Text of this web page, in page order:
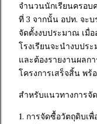
จำนวนนักเรียนครอบ
ที่ 3 จากนั้น อปท. จะ
จัดตั้งงบประมาณ เมื่
โรงเรียนจะนำงบปร
และต้องรายงานผลก
โครงการเสร็จสิ้น พร้
สำหรับแนวทางการจั
1. การจัดซื้อวัตถุดิบเ